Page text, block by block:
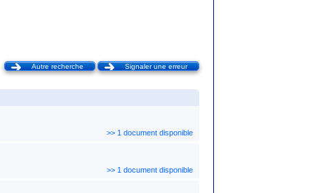
Autre recherche Signaler une erreur
>> 1 document disponible
>> 1 document disponible